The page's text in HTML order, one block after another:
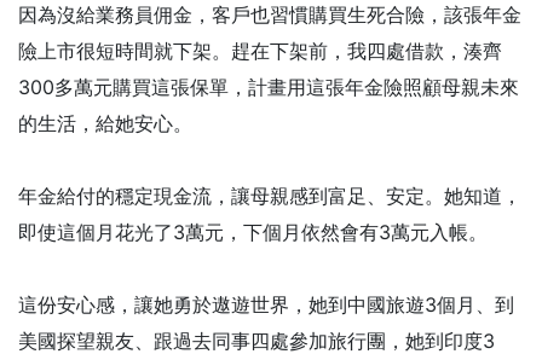
因為沒給業務員佣金，客戶也習慣購買生死合險，該張年金
險上市很短時間就下架。趕在下架前，我四處借款，湊齊
300多萬元購買這張保單，計畫用這張年金險照顧母親未來
的生活，給她安心。
年金給付的穩定現金流，讓母親感到富足、安定。她知道，
即使這個月花光了3萬元，下個月依然會有3萬元入帳。
這份安心感，讓她勇於遨遊世界，她到中國旅遊3個月、到
美國探望親友、跟過去同事四處參加旅行團，她到印度3